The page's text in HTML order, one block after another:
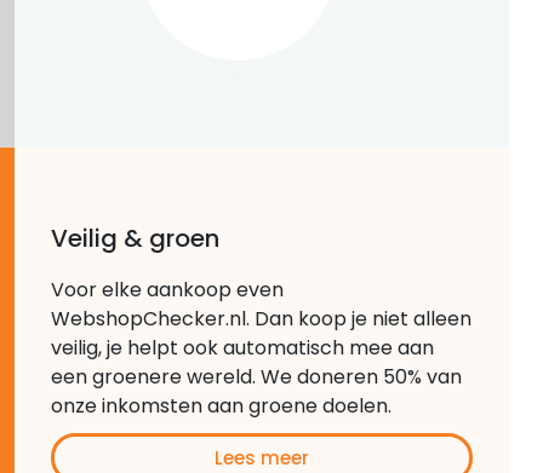
Veilig & groen
Voor elke aankoop even
WebshopChecker.nl. Dan koop je niet alleen
veilig, je helpt ook automatisch mee aan
een groenere wereld. We doneren 50% van
onze inkomsten aan groene doelen.
Lees meer